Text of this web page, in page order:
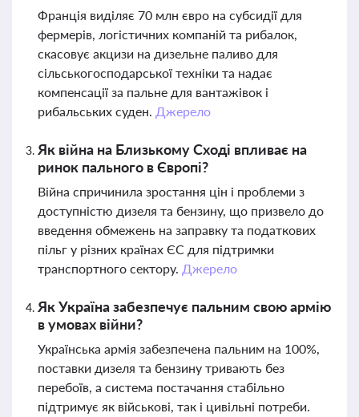
Франція виділяє 70 млн євро на субсидії для
фермерів, логістичних компаній та рибалок,
скасовує акцизи на дизельне паливо для
сільськогосподарської техніки та надає
компенсації за пальне для вантажівок і
рибальських суден. Джерело
Як війна на Близькому Сході впливає на
ринок пального в Європі?
Війна спричинила зростання цін і проблеми з
доступністю дизеля та бензину, що призвело до
введення обмежень на заправку та податкових
пільг у різних країнах ЄС для підтримки
транспортного сектору. Джерело
Як Україна забезпечує пальним свою армію
в умовах війни?
Українська армія забезпечена пальним на 100%,
поставки дизеля та бензину тривають без
перебоїв, а система постачання стабільно
підтримує як військові, так і цивільні потреби.